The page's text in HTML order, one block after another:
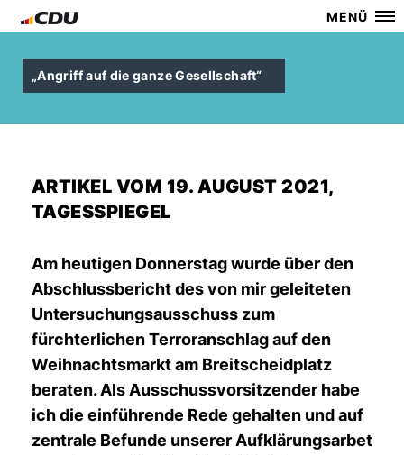
MENÜ
Angriff auf die ganze Gesellschaft“
ARTIKEL VOM 19. AUGUST 2021,
TAGESSPIEGEL
Am heutigen Donnerstag wurde über den
Abschlussbericht des von mir geleiteten
Untersuchungsausschuss zum
fürchterlichen Terroranschlag auf den
Weihnachtsmarkt am Breitscheidplatz
beraten. Als Ausschussvorsitzender habe
ich die einführende Rede gehalten und auf
zentrale Befunde unserer Aufklärungsarbet